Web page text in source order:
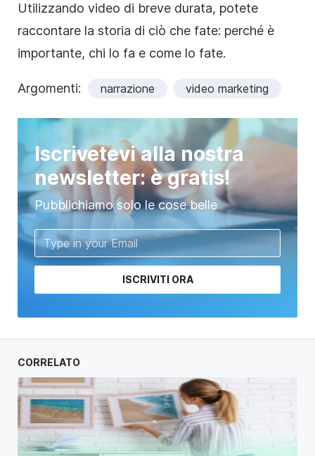
Utilizzando video di breve durata, potete
raccontare la storia di ciò che fate: perché è
importante, chi lo fa e come lo fate.
Argomenti: narrazione video marketing
Iscrivetevi alla nostra
newsletter: è gratis!
Pubblichiamo solo le cose belle
ISCRIVITI ORA
CORRELATO